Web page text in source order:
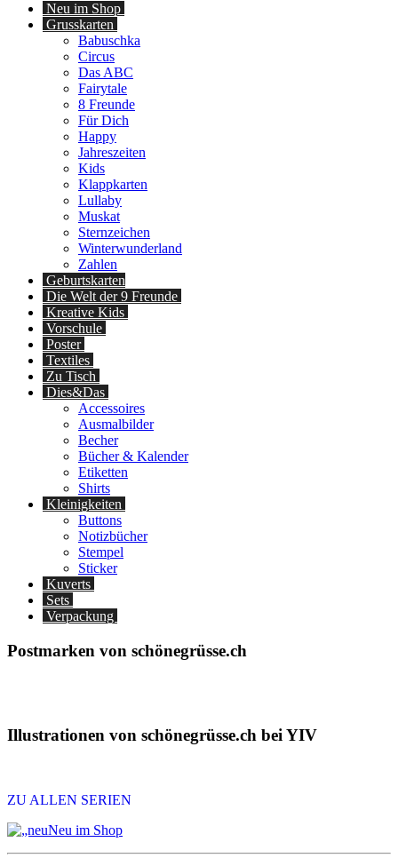
Neu im Shop
Grusskarten
Babuschka
Circus
Das ABC
Fairytale
8 Freunde
Für Dich
Happy
Jahreszeiten
Kids
Klappkarten
Lullaby
Muskat
Sternzeichen
Winterwunderland
Zahlen
Geburtskarten
Die Welt der 9 Freunde
Kreative Kids
Vorschule
Poster
Textiles
Zu Tisch
Dies&Das
Accessoires
Ausmalbilder
Becher
Bücher & Kalender
Etiketten
Shirts
Kleinigkeiten
Buttons
Notizbücher
Stempel
Sticker
Kuverts
Sets
Verpackung
Postmarken von schönegrüsse.ch
Illustrationen von schönegrüsse.ch bei YIV
ZU ALLEN SERIEN
Neu im Shop